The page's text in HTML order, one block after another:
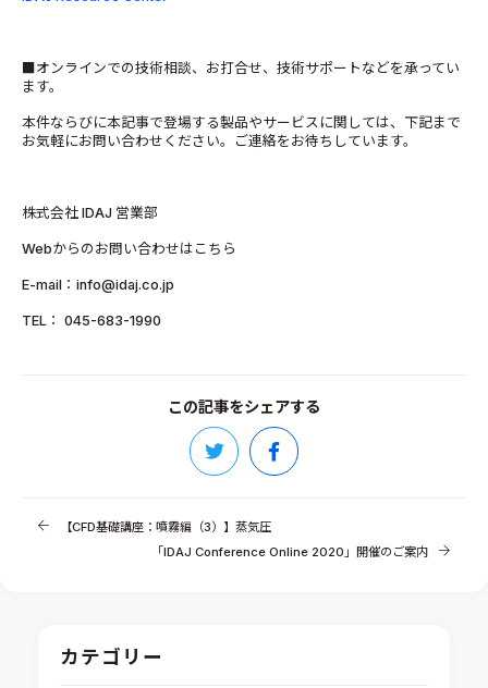
■オンラインでの技術相談、お打合せ、技術サポートなどを承ってい
ます。
本件ならびに本記事で登場する製品やサービスに関しては、下記まで
お気軽にお問い合わせください。ご連絡をお待ちしています。
株式会社 IDAJ 営業部
Webからのお問い合わせはこちら
E-mail：info@idaj.co.jp
TEL： 045-683-1990
この記事をシェアする
【CFD基礎講座：噴霧編（3）】蒸気圧
「IDAJ Conference Online 2020」開催のご案内
カテゴリー